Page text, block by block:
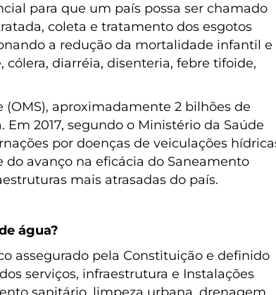
para que um país possa ser chamado
coleta e tratamento dos esgotos
a redução da mortalidade infantil e
diarréia, disenteria, febre tifoide,
aproximadamente 2 bilhões de
2017, segundo o Ministério da Saúde
por doenças de veiculações
do avanço na eficácia do Saneamento
mais atrasadas do país.
água?
assegurado pela Constituição e definido
serviços, infraestrutura e Instalações